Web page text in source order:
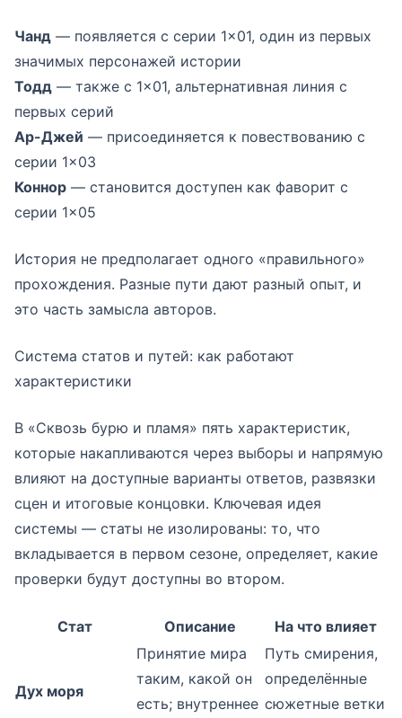
Чанд — появляется с серии 1×01, один из первых
значимых персонажей истории
Тодд — также с 1×01, альтернативная линия с
первых серий
Ар-Джей — присоединяется к повествованию с
серии 1×03
Коннор — становится доступен как фаворит с
серии 1×05
История не предполагает одного «правильного»
прохождения. Разные пути дают разный опыт, и
это часть замысла авторов.
Система статов и путей: как работают
характеристики
В «Сквозь бурю и пламя» пять характеристик,
которые накапливаются через выборы и напрямую
влияют на доступные варианты ответов, развязки
сцен и итоговые концовки. Ключевая идея
системы — статы не изолированы: то, что
вкладывается в первом сезоне, определяет, какие
проверки будут доступны во втором.
Стат Описание На что влияет
Дух моря
Принятие мира
таким, какой он
есть; внутреннее
Путь смирения,
определённые
сюжетные ветки